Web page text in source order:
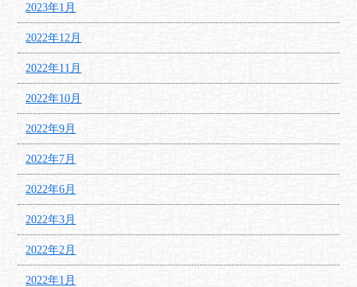
2023年1月
2022年12月
2022年11月
2022年10月
2022年9月
2022年7月
2022年6月
2022年3月
2022年2月
2022年1月